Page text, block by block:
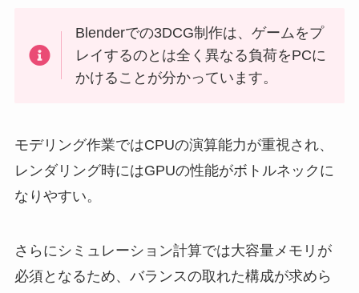
Blenderでの3DCG制作は、ゲームをプ
レイするのとは全く異なる負荷をPCに
かけることが分かっています。
モデリング作業ではCPUの演算能力が重視され、
レンダリング時にはGPUの性能がボトルネックに
なりやすい。
さらにシミュレーション計算では大容量メモリが
必須となるため、バランスの取れた構成が求めら